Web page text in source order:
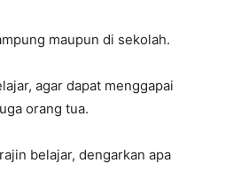
maupun di sekolah.
agar dapat menggapai
orang tua.
belajar, dengarkan apa